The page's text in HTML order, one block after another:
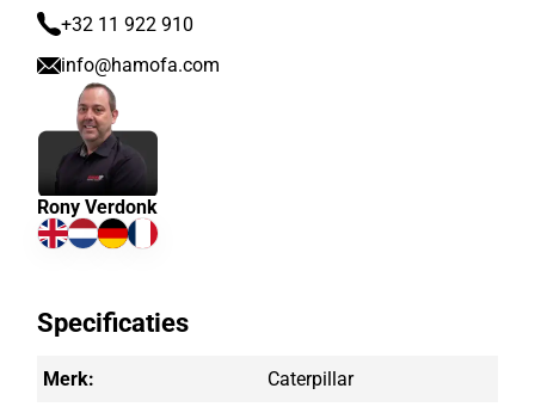
+32 11 922 910
info@hamofa.com
Rony Verdonk
Specificaties
Merk: Caterpillar